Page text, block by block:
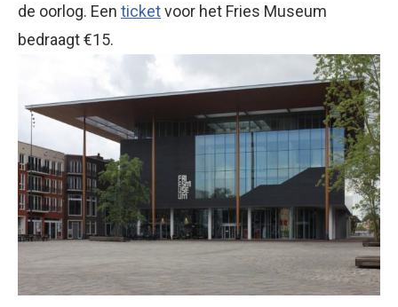
de oorlog. Een ticketvoor het Fries Museum
bedraagt €15.